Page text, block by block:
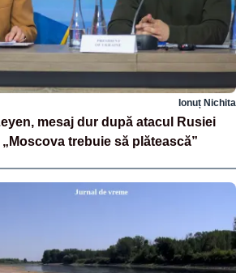
Ionuț Nichita
mesaj dur după atacul Rusiei
trebuie să plătească”